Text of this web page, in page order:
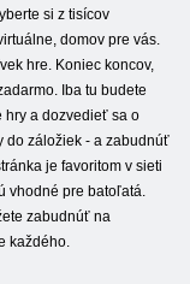
si z tisícov
domov pre vás.
hre. Koniec koncov,
Iba tu budete
hry a dozvedieť sa o
do záložiek - a zabudnúť
je favoritom v sieti
vhodné pre batoľatá.
zabudnúť na
každého.